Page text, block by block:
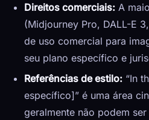
Direitos comerciais: A
(Midjourney Pro, DALL-E
de uso comercial para
seu plano específico e
Referências de estilo: “In
específico]” é uma área
geralmente não podem